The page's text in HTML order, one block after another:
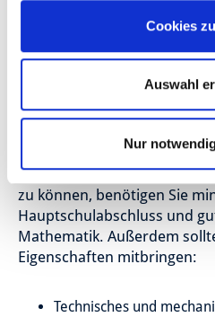
Cookies
Auswahl
Nur
und Sicherheitstechnik
Voraussetzungen
Um als Fachkraft für
zu können, benötigen Sie
Hauptschulabschluss und
Mathematik. Außerdem
Eigenschaften mitbringen:
Technisches und